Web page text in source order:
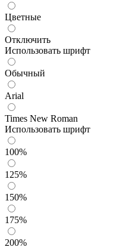
Цветные
Отключить
Использовать шрифт
Обычный
Arial
Times New Roman
Использовать шрифт
100%
125%
150%
175%
200%